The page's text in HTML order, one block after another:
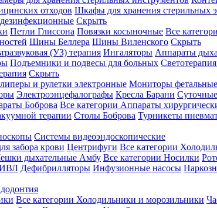
отходов Шкафы для хранения стерильных
Скрыть
Петли Глиссона Повязки косыночные Все
Шины Беллера Шины Виленского Скрыть
(УЗ) терапия Ингаляторы Аппараты
Подъемники и подвесы для больных
Скрыть
и рулетки электронные Мониторы фетальные
Электроэнцефалографы Кресла Барани
Боброва Все категории Аппараты
терапии Столы Боброва Турникеты
Системы видеоэндоскопические
забора крови Центрифуги Все категории
дыхательные Амбу Все категории Носилки
ИВЛ Дефибрилляторы Инфузионные насосы
Все категории Холодильники и морозильники